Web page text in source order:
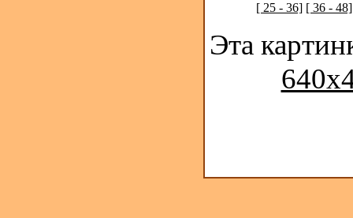
[ 25 - 36] [ 36 - 48]
Эта